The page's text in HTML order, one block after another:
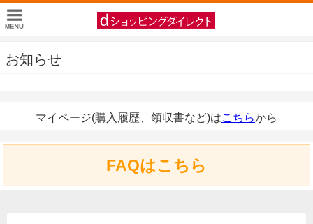
お知らせ
マイページ(購入履歴、領収書など)はこちらから
FAQはこちら